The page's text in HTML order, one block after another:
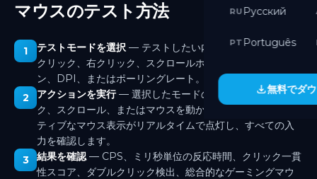
RU Русский
PT Português
無料でダ
マウスのテスト方法
1 テストモードを選択 — テストしたい内容を選択します。左
クリック、右クリック、スクロールホイール、サイドボタ
ン、DPI、またはポーリングレート。
2
アクションを実行— 選択したモードの指示に従ってクリッ
ク、スクロール、またはマウスを動かします。インタラク
ティブなマウス表示がリアルタイムで点灯し、すべての入
力を確認します。
3
結果を確認— CPS、ミリ秒単位の反応時間、クリック一貫
性スコア、ダブルクリック検出、総合的なゲーミングマウ